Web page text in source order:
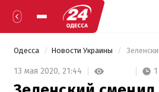
Одесса Новости Украины
13 мая 2020, 21:44